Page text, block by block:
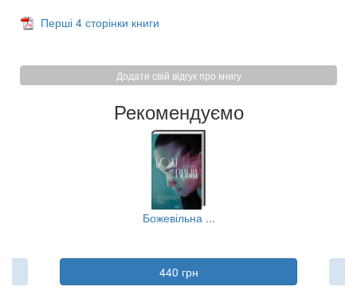
Перші 4 сторінки книги
Додати свій відгук про книгу
Рекомендуємо
Божевільна ...
440 грн